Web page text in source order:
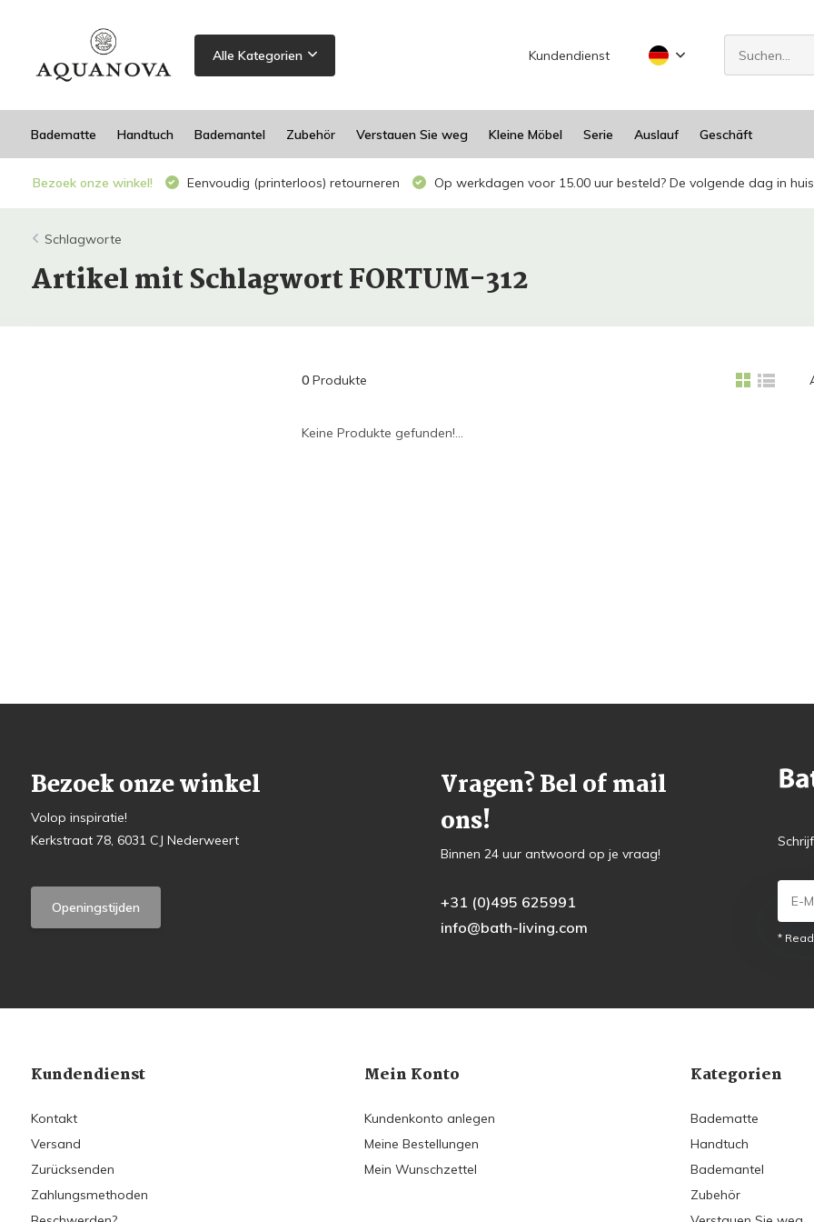
Alle Kategorien Kundendienst
Badematte Handtuch Bademantel Zubehör Verstauen Sie weg Kleine Möbel Serie Auslauf Geschäft
Bezoek onze winkel! Eenvoudig (printerloos) retourneren Op werkdagen voor 15.00 uur besteld? De volgende dag in
Schlagworte
Artikel mit Schlagwort FORTUM-312
0Produkte
Keine Produkte gefunden!...
Bezoek onze winkel
Volop inspiratie!
Kerkstraat 78, 6031 CJ Nederweert
Openingstijden
Vragen? Bel of mail
ons!
Binnen 24 uur antwoord op je vraag!
+31 (0)495 625991
info@bath-living.com
*
Kundendienst
Kontakt
Versand
Zurücksenden
Zahlungsmethoden
Mein Konto
Kundenkonto anlegen
Meine Bestellungen
Mein Wunschzettel
Kategorien
Badematte
Handtuch
Bademantel
Zubehör